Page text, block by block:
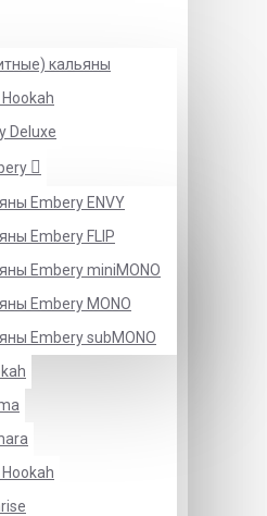
кальяны
Deluxe
Embery ENVY
Embery FLIP
Embery miniMONO
Embery MONO
Embery subMONO